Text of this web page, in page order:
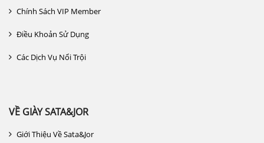
Chính Sách VIP Member
Điều Khoản Sử Dụng
Các Dịch Vụ Nổi Trội
VỀ GIÀY SATA&JOR
Giới Thiệu Về Sata&jor